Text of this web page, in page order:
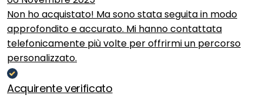
Non ho acquistato! Ma sono stata seguita in modo
approfondito e accurato. Mi hanno contattata
telefonicamente più volte per offrirmi un percorso
personalizzato.
Acquirente verificato